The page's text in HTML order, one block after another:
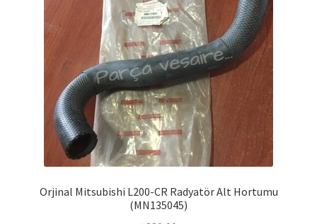
Orjinal Mitsubishi L200-CR Radyatör Alt Hortumu
(MN135045)